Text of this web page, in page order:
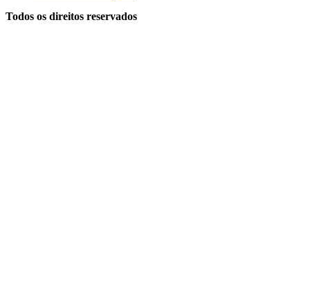
Todos os direitos reservados